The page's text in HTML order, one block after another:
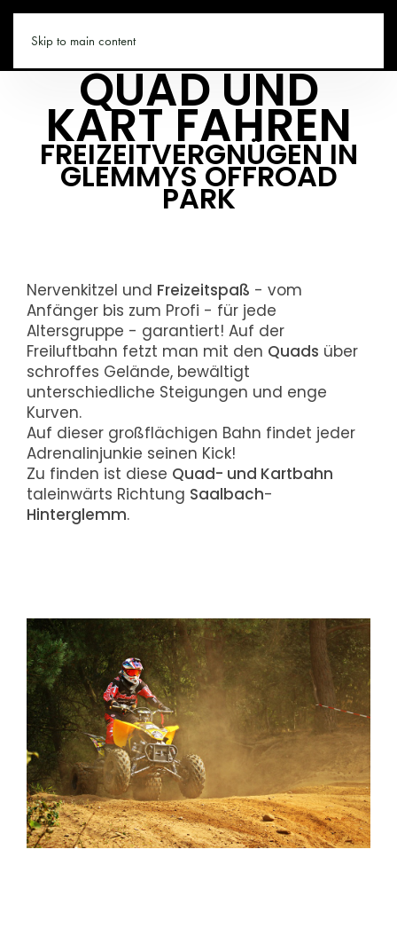
Skip to main content
VIEHHOFEN.CO
QUAD UND
KART FAHREN
FREIZEITVERGNÜGEN IN
GLEMMYS OFFROAD
PARK
Nervenkitzel und Freizeitspaß - vom
Anfänger bis zum Profi - für jede
Altersgruppe - garantiert! Auf der
Freiluftbahn fetzt man mit den Quads über
schroffes Gelände, bewältigt
unterschiedliche Steigungen und enge
Kurven.
Auf dieser großflächigen Bahn findet jeder
Adrenalinjunkie seinen Kick!
Zu finden ist diese Quad- und Kartbahn
taleinwärts Richtung Saalbach-
Hinterglemm.